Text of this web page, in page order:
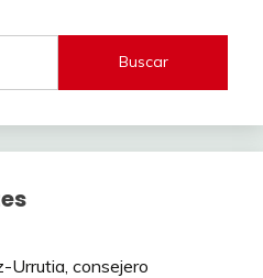
Urrutia, consejero